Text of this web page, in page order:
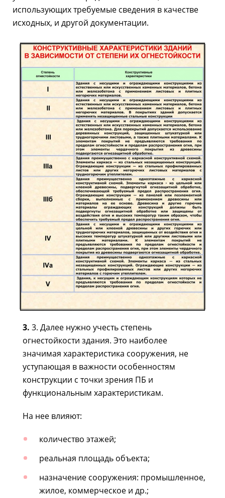
использующих требуемые сведения в качестве
исходных, и другой документации.
3. 3. Далее нужно учесть степень
огнестойкости здания. Это наиболее
значимая характеристика сооружения, не
уступающая в важности особенностям
конструкции с точки зрения ПБ и
функциональным характеристикам.
На нее влияют:
количество этажей;
реальная площадь объекта;
назначение сооружения: промышленное,
жилое, коммерческое и др.;